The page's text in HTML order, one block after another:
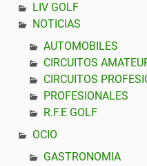
LIV GOLF
NOTICIAS
AUTOMOBILES
CIRCUITOS
CIRCUITOS
PROFESIONALES
R.F.E GOLF
OCIO
GASTRONOMIA